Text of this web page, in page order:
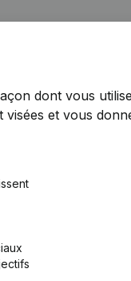
dont vous
et vous